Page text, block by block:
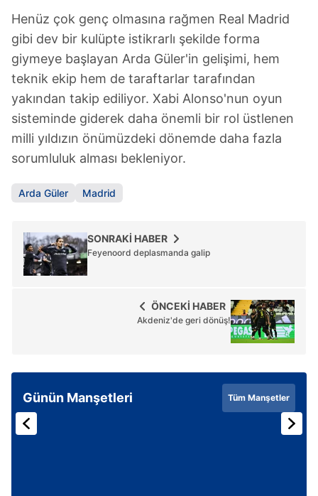
sınırlı olarak açık rızanız dahilinde kullanılacaktır.
Çerezlere ilişkin tercihlerinizi aşağıda yer alan panel
vasıtasıyla belirleyebilirsiniz. Çerezlere ilişkin detaylı bilgi
için Ayarlar butonuna tıklayabilir, Çerez Bilgilendirme
Metnimiziziyaret edebilirsiniz.
6698 sayılı Kişisel Verilerin Korunması Kanunu uyarınca
hazırlanmış Aydınlatma Metnimizi okumak ve sitemizde
ilgili mevzuata uygun olarak kullanılan çerezlerle ilgili bilgi
almak için lütfentıklayınız
Henüz çok genç olmasına rağmen Real Madrid
gibi dev bir kulüpte istikrarlı şekilde forma
giymeye başlayan Arda Güler'in gelişimi, hem
teknik ekip hem de taraftarlar tarafından
yakından takip ediliyor. Xabi Alonso'nun oyun
sisteminde giderek daha önemli bir rol üstlenen
milli yıldızın önümüzdeki dönemde daha fazla
sorumluluk alması bekleniyor.
Arda Güler Madrid
SONRAKİ HABER
Feyenoord deplasmanda galip
ÖNCEKİ HABER
Akdeniz'de geri dönüş!
Günün Manşetleri Tüm Manşetler